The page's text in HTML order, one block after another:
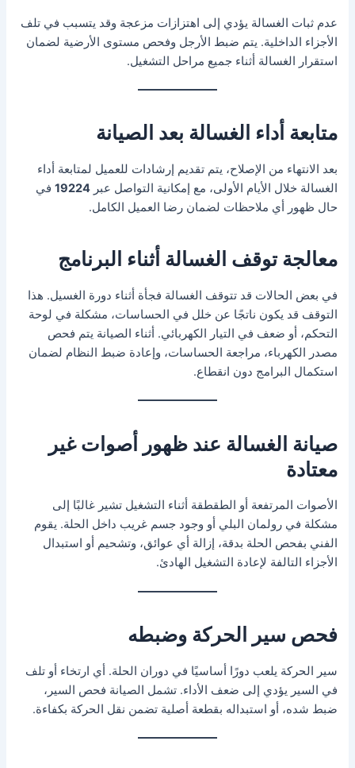
عدم ثبات الغسالة يؤدي إلى اهتزازات مزعجة وقد يتسبب في تلف
الأجزاء الداخلية. يتم ضبط الأرجل وفحص مستوى الأرضية لضمان
استقرار الغسالة أثناء جميع مراحل التشغيل.
متابعة أداء الغسالة بعد الصيانة
بعد الانتهاء من الإصلاح، يتم تقديم إرشادات للعميل لمتابعة أداء
الغسالة خلال الأيام الأولى، مع إمكانية التواصل عبر19224 في
حال ظهور أي ملاحظات لضمان رضا العميل الكامل.
معالجة توقف الغسالة أثناء البرنامج
في بعض الحالات قد تتوقف الغسالة فجأة أثناء دورة الغسيل. هذا
التوقف قد يكون ناتجًا عن خلل في الحساسات، مشكلة في لوحة
التحكم، أو ضعف في التيار الكهربائي. أثناء الصيانة يتم فحص
مصدر الكهرباء، مراجعة الحساسات، وإعادة ضبط النظام لضمان
استكمال البرامج دون انقطاع.
صيانة الغسالة عند ظهور أصوات غير
معتادة
الأصوات المرتفعة أو الطقطقة أثناء التشغيل تشير غالبًا إلى
مشكلة في رولمان البلي أو وجود جسم غريب داخل الحلة. يقوم
الفني بفحص الحلة بدقة، إزالة أي عوائق، وتشحيم أو استبدال
الأجزاء التالفة لإعادة التشغيل الهادئ.
فحص سير الحركة وضبطه
سير الحركة يلعب دورًا أساسيًا في دوران الحلة. أي ارتخاء أو تلف
في السير يؤدي إلى ضعف الأداء. تشمل الصيانة فحص السير،
ضبط شده، أو استبداله بقطعة أصلية تضمن نقل الحركة بكفاءة.